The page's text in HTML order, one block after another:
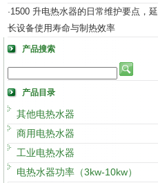
·1500 升电热水器的日常维护要点，延
长设备使用寿命与制热效率
产品搜索
产品目录
其他电热水器
商用电热水器
工业电热水器
电热水器功率（3kw-10kw）